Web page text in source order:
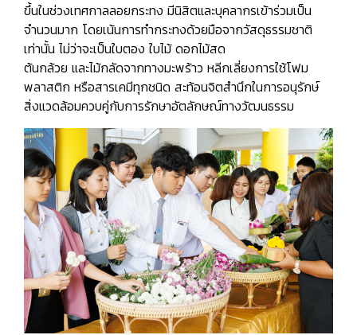
ขึ้นในช่วงเทศกาลลอยกระทง มีนิสิตและบุคลากรเข้าร่วมเป็น
จำนวนมาก โดยเน้นการทำกระทงด้วยมือจากวัสดุธรรมชาติ
เท่านั้น ไม่ว่าจะเป็นใบตอง ใบไม้ ดอกไม้สด
ต้นกล้วย และไม้กลัดจากทางมะพร้าว หลีกเลี่ยงการใช้โฟม
พลาสติก หรือสารเคมีทุกชนิด สะท้อนจิตสำนึกในการอนุรักษ์
สิ่งแวดล้อมควบคู่กับการรักษาอัตลักษณ์ทางวัฒนธรรม